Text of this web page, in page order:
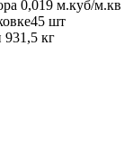
0,019 м.куб/м.кв
45 шт
931,5 кг